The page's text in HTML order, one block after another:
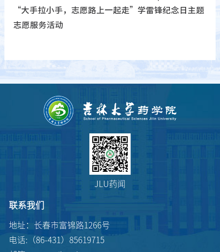
“大手拉小手，志愿路上一起走”学雷锋纪念日主题
志愿服务活动
JLU药闻
联系我们
地址：长春市富锦路1266号
电话:（86-431）85619715